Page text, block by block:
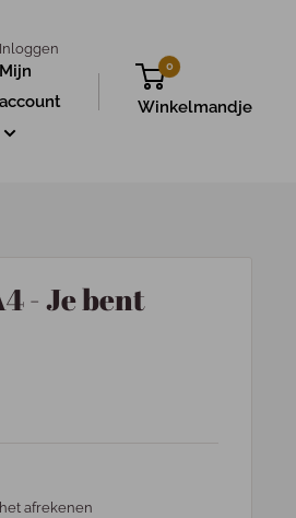
Inloggen
Mijn
account
0
Winkelmandje
- Je bent
afrekenen